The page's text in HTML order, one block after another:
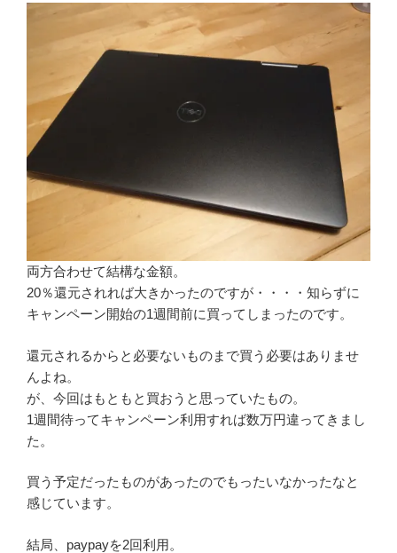
両方合わせて結構な金額。
20％還元されれば大きかったのですが・・・・知らずに
キャンペーン開始の1週間前に買ってしまったのです。
還元されるからと必要ないものまで買う必要はありませ
んよね。
が、今回はもともと買おうと思っていたもの。
1週間待ってキャンペーン利用すれば数万円違ってきまし
た。
買う予定だったものがあったのでもったいなかったなと
感じています。
結局、paypayを2回利用。